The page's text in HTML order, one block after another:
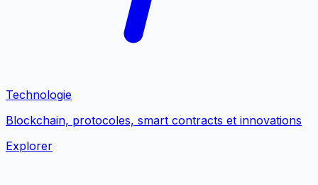
Technologie
Blockchain, protocoles, smart contracts et innovations
Explorer